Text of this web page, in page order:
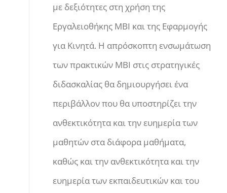
με δεξιότητες στη χρήση της
Εργαλειοθήκης MBI και της Εφαρμογής
για Κινητά. Η απρόσκοπτη ενσωμάτωση
των πρακτικών ΜΒΙ στις στρατηγικές
διδασκαλίας θα δημιουργήσει ένα
περιβάλλον που θα υποστηρίζει την
ανθεκτικότητα και την ευημερία των
μαθητών στα διάφορα μαθήματα,
καθώς και την ανθεκτικότητα και την
ευημερία των εκπαιδευτικών και του